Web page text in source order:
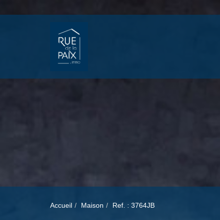
Accueil Maison Ref. : 3764JB